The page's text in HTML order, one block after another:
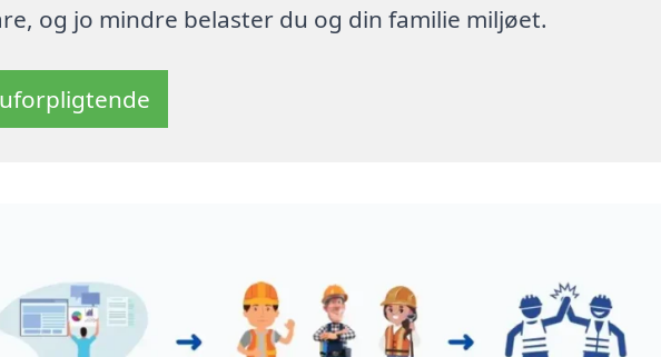
og jo mindre belaster du og din familie miljøet.